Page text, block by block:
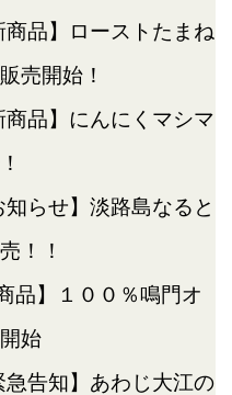
商品】ローストたまね
売開始！
商品】にんにくマシマ
知らせ】淡路島なると
！！
品】１００％鳴門オ
始
急告知】あわじ大江の